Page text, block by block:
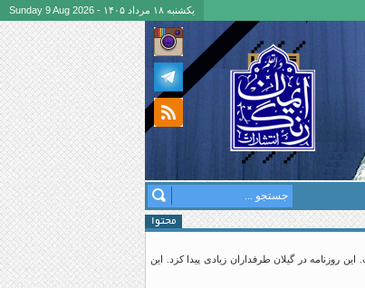
یکشنبه ۱۸ مرداد ۱۴۰۵ - Sunday 9 Aug 2026
محتوا
روزنامه در گیلان طرفداران زیادی پیدا کزد. این